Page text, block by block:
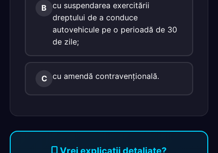
B
cu suspendarea exercitării
dreptului de a conduce
autovehicule pe o perioadă de 30
de zile;
C cu amendă contravenţională.